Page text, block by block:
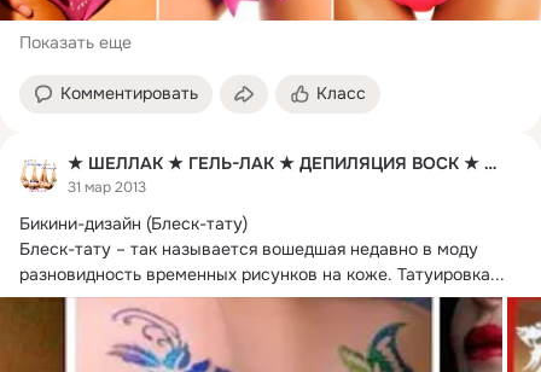
Показать еще
Комментировать Класс
★ ШЕЛЛАК ★ ГЕЛЬ-ЛАК ★ ДЕПИЛЯЦИЯ ВОСК ★ ШУГАРИНГ
31 мар 2013
Бикини-дизайн (Блеск-тату)
Блеск-тату – так называется вошедшая недавно в моду
разновидность временных рисунков на коже. Татуировка...